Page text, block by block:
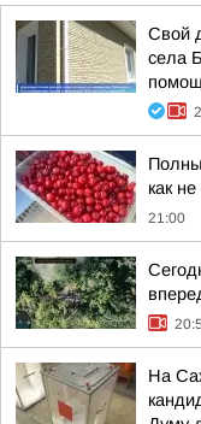
Свой
села
как
21:00
На